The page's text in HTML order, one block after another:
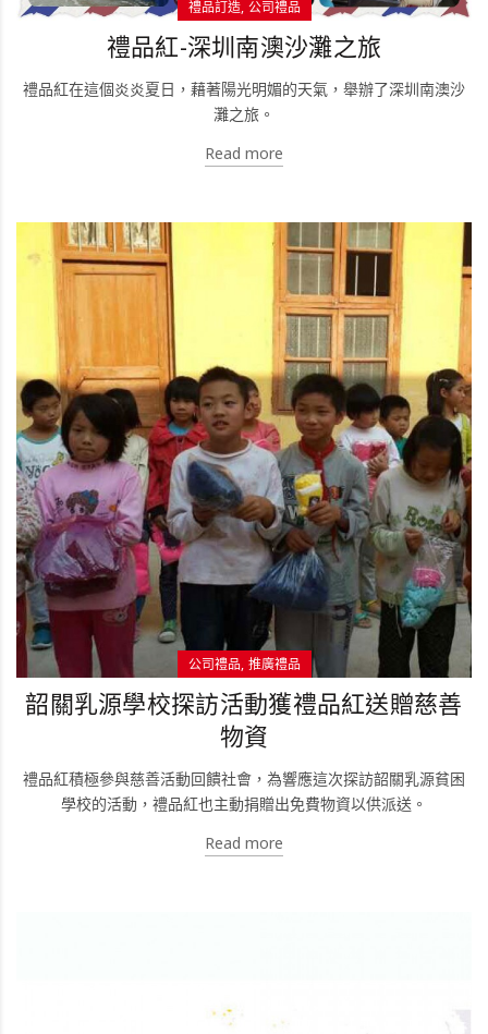
禮品訂造 公司禮品
禮品紅-深圳南澳沙灘之旅
禮品紅在這個炎炎夏日，藉著陽光明媚的天氣，舉辦了深圳南澳沙
灘之旅。
Read more
公司禮品 推廣禮品
韶關乳源學校探訪活動獲禮品紅送贈慈善
物資
禮品紅積極參與慈善活動回饋社會，為響應這次探訪韶關乳源貧困
學校的活動，禮品紅也主動捐贈出免費物資以供派送。
Read more